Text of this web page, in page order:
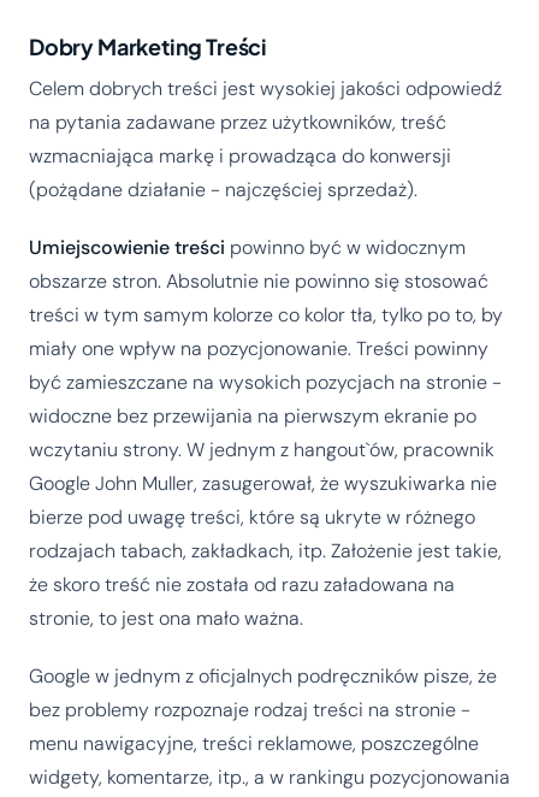
Dobry Marketing Treści
Celem dobrych treści jest wysokiej jakości odpowiedź
na pytania zadawane przez użytkowników, treść
wzmacniająca markę i prowadząca do konwersji
(pożądane działanie - najczęściej sprzedaż).
Umiejscowienie treści powinno być w widocznym
obszarze stron. Absolutnie nie powinno się stosować
treści w tym samym kolorze co kolor tła, tylko po to, by
miały one wpływ na pozycjonowanie. Treści powinny
być zamieszczane na wysokich pozycjach na stronie -
widoczne bez przewijania na pierwszym ekranie po
wczytaniu strony. W jednym z hangout`ów, pracownik
Google John Muller, zasugerował, że wyszukiwarka nie
bierze pod uwagę treści, które są ukryte w różnego
rodzajach tabach, zakładkach, itp. Założenie jest takie,
że skoro treść nie została od razu załadowana na
stronie, to jest ona mało ważna.
Google w jednym z oficjalnych podręczników pisze, że
bez problemy rozpoznaje rodzaj treści na stronie -
menu nawigacyjne, treści reklamowe, poszczególne
widgety, komentarze, itp., a w rankingu pozycjonowania